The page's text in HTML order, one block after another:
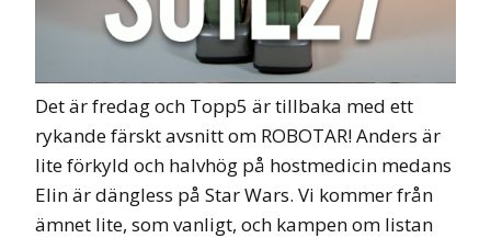
Det är fredag och Topp5 är tillbaka med ett
rykande färskt avsnitt om ROBOTAR! Anders är
lite förkyld och halvhög på hostmedicin medans
Elin är dängless på Star Wars. Vi kommer från
ämnet lite, som vanligt, och kampen om listan